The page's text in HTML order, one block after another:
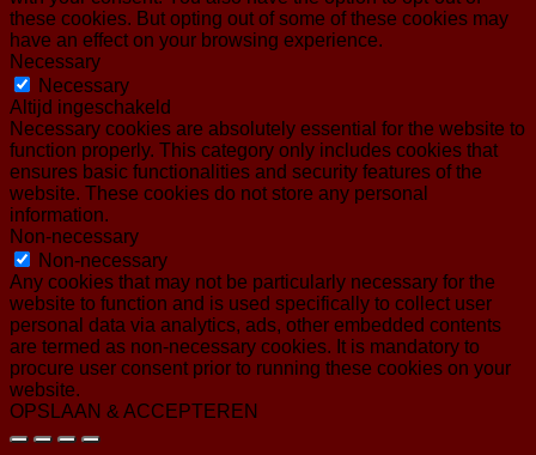
these cookies. But opting out of some of these cookies may
have an effect on your browsing experience.
Necessary
Necessary
Altijd ingeschakeld
Necessary cookies are absolutely essential for the website to
function properly. This category only includes cookies that
ensures basic functionalities and security features of the
website. These cookies do not store any personal
information.
Non-necessary
Non-necessary
Any cookies that may not be particularly necessary for the
website to function and is used specifically to collect user
personal data via analytics, ads, other embedded contents
are termed as non-necessary cookies. It is mandatory to
procure user consent prior to running these cookies on your
website.
OPSLAAN & ACCEPTEREN